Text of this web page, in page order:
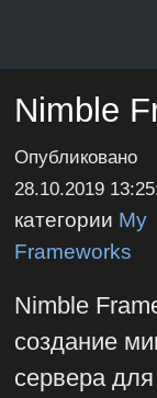
Nimble
Опубликовано
28.10.2019
категории My
Frameworks
Nimble
создание
сервера